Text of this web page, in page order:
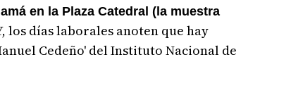
en la Plaza Catedral (la muestra
los días laborales anoten que hay
Cedeño' del Instituto Nacional de